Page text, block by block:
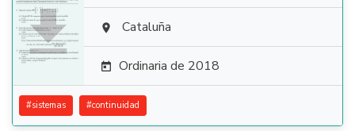
  Cataluña
 Ordinaria de 2018
#sistemas #continuidad